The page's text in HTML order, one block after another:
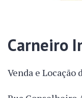
Carneiro
Venda e Locação